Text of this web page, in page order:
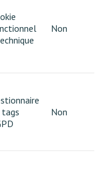
Non
tags
Non